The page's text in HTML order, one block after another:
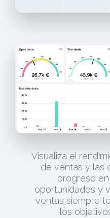
Visualiza el
de ventas y las
progreso
oportunidades y
ventas siempre
los